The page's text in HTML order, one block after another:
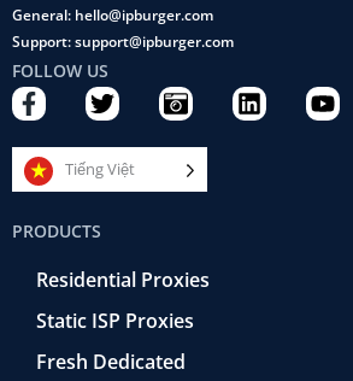
General: hello@ipburger.com
Support: support@ipburger.com
FOLLOW US
F
a
c
e
b
o
o
k
T
w
i
t
t
C
a
m
e
r
e
t
r
o
L
i
Y
o
Tiếng Việt
PRODUCTS
Residential Proxies
Static ISP Proxies
Fresh Dedicated